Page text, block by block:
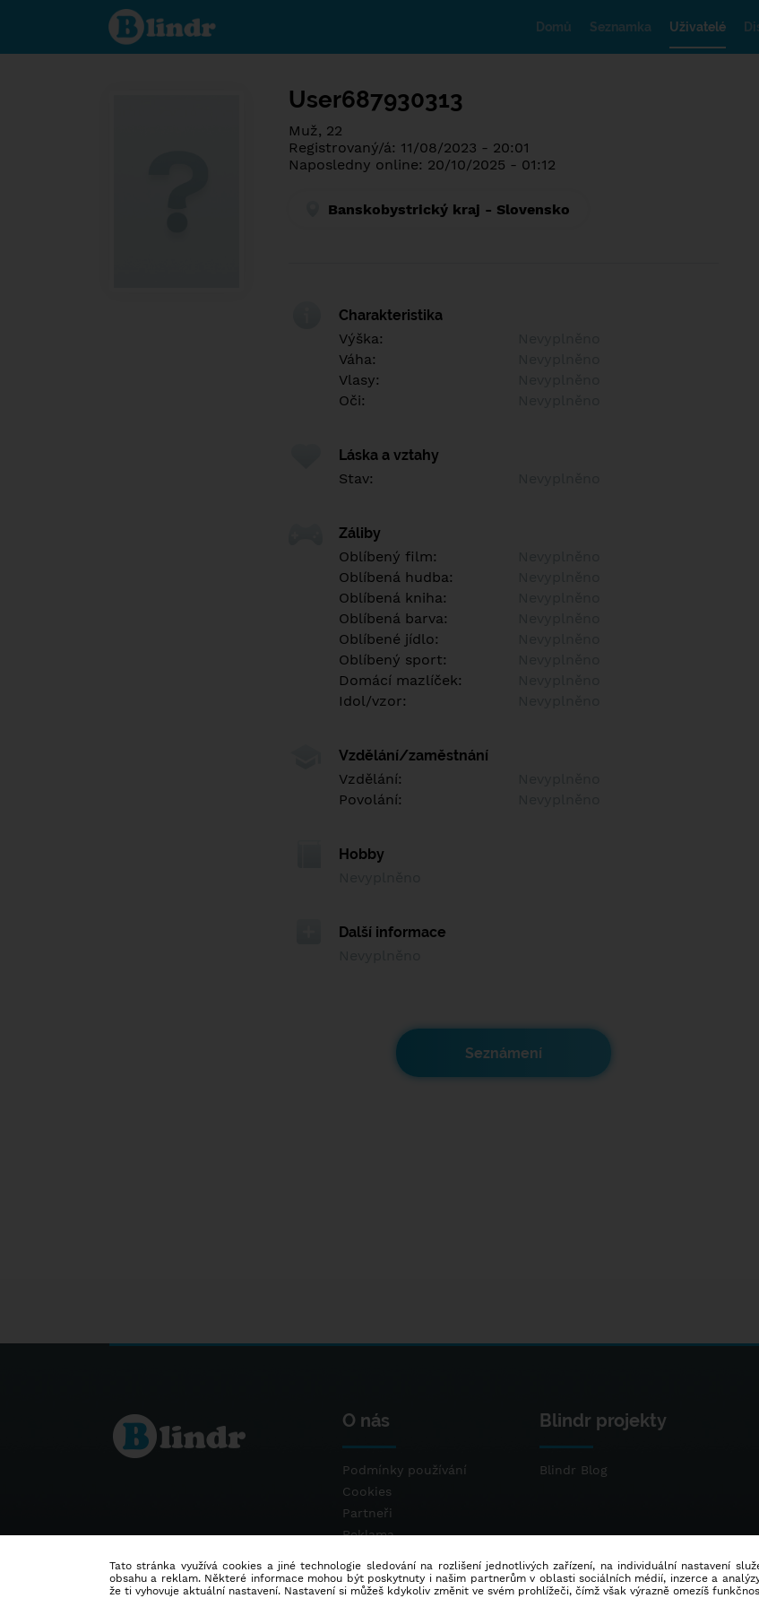
Poznej co je
pod maskou.
Seznamovací
Domů Seznamka Uživatelé
User687930313
Muž, 22
Registrovaný/á: 11/08/2023 - 20:01
Naposledny online: 20/10/2025 - 01:12
Banskobystrický kraj - Slovensko
Charakteristika
Výška:
Váha:
Vlasy:
Oči:
Láska a vztahy
Stav:
Záliby
Oblíbený film:
Oblíbená hudba:
Oblíbená kniha:
Oblíbená barva:
Oblíbené jídlo:
Oblíbený sport:
Domácí mazlíček:
Idol/vzor:
Vzdělání/zaměstnání
Vzdělání:
Povolání:
Hobby
Další informace
Seznámení
O nás
Podmínky používání
Cookies
Partneři
Reklama
Blindr projekty
Blindr Blog
Tato stránka využívá cookies a jiné technologie sledování na rozlišení jednotlivých zařízení, na individuální nastavení
obsahu a reklam. Některé informace mohou být poskytnuty i našim partnerům v oblasti sociálních médií, inzerce a
že ti vyhovuje aktuální nastavení. Nastavení si můžeš kdykoliv změnit ve svém prohlížeči, čímž však výrazně omezíš